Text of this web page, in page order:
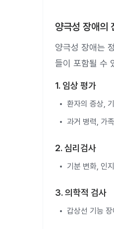
양극성 장애의
양극성 장애는
들이 포함될 수
1. 임상 평가
환자의 증상,
과거 병력, 가
2. 심리검사
기분 변화, 인
3. 의학적 검사
갑상선 기능